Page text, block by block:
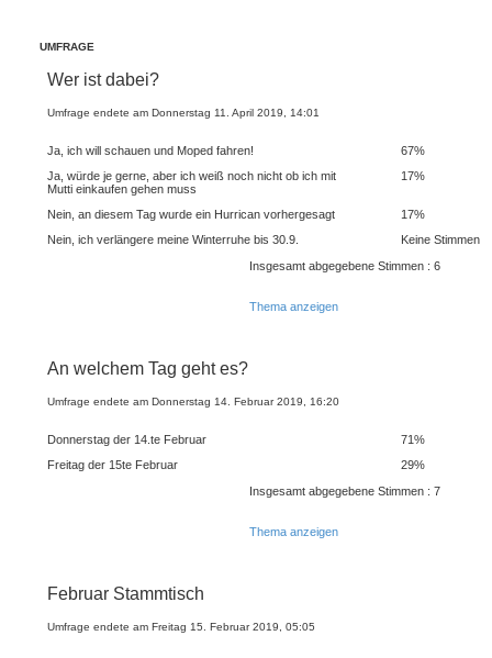
UMFRAGE
Wer ist dabei?
Umfrage endete am Donnerstag 11. April 2019, 14:01
Ja, ich will schauen und Moped fahren!
67%
Ja, würde je gerne, aber ich weiß noch nicht ob ich mit
Mutti einkaufen gehen muss
17%
Nein, an diesem Tag wurde ein Hurrican vorhergesagt
17%
Nein, ich verlängere meine Winterruhe bis 30.9.
Keine Stimmen
Insgesamt abgegebene Stimmen : 6
Thema anzeigen
An welchem Tag geht es?
Umfrage endete am Donnerstag 14. Februar 2019, 16:20
Donnerstag der 14.te Februar
71%
Freitag der 15te Februar
29%
Insgesamt abgegebene Stimmen : 7
Thema anzeigen
Februar Stammtisch
Umfrage endete am Freitag 15. Februar 2019, 05:05